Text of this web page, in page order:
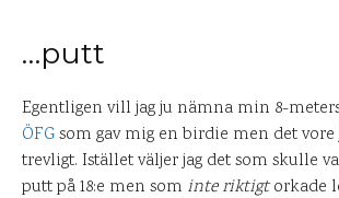
…putt
Egentligen vill jag ju nämna min 8-
ÖFGsom gav mig en birdie men det
trevligt. Istället väljer jag det som skulle
putt på 18:e men som inte riktigtorkade